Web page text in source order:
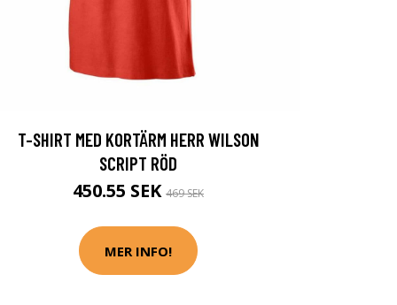
T-SHIRT MED KORTÄRM HERR WILSON
SCRIPT RÖD
450.55 SEK 469 SEK
MER INFO!